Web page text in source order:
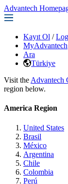
Advantech
Kayıt Ol /
MyAdvantech
Ara
Türkiye
Visit the Advantech
region below.
America Region
United States
Brasil
México
Argentina
Chile
Colombia
Perú